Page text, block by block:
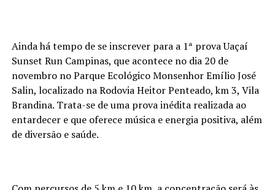
Ainda há tempo de se inscrever para a 1ª prova Uaçaí
Sunset Run Campinas, que acontece no dia 20 de
novembro no Parque Ecológico Monsenhor Emílio José
Salin, localizado na Rodovia Heitor Penteado, km 3, Vila
Brandina. Trata-se de uma prova inédita realizada ao
entardecer e que oferece música e energia positiva, além
de diversão e saúde.